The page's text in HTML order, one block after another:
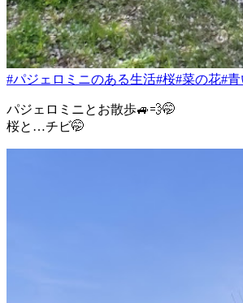
#パジェロミニのある生活#桜#菜の花#
パジェロミニとお散歩🚙💨🤭
桜と…チビ🤭